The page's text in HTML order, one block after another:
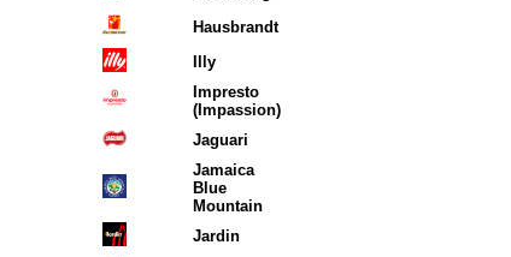
Hausbrandt
Illy
Impresto
(Impassion)
Jaguari
Jamaica
Blue
Mountain
Jardin